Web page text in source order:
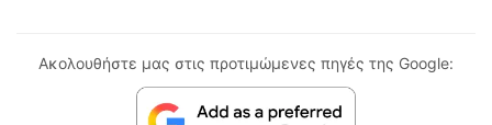
Ακολουθήστε μας στις προτιμώμενες πηγές της Google: